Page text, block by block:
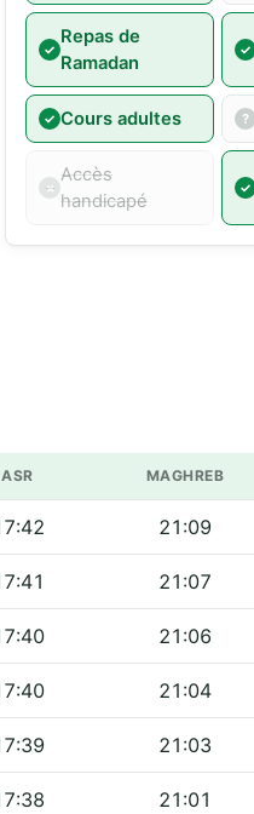
Repas de
Ramadan
Cours adultes
Accès
handicapé
ASR MAGHREB
21:09
21:07
21:06
21:04
21:03
21:01